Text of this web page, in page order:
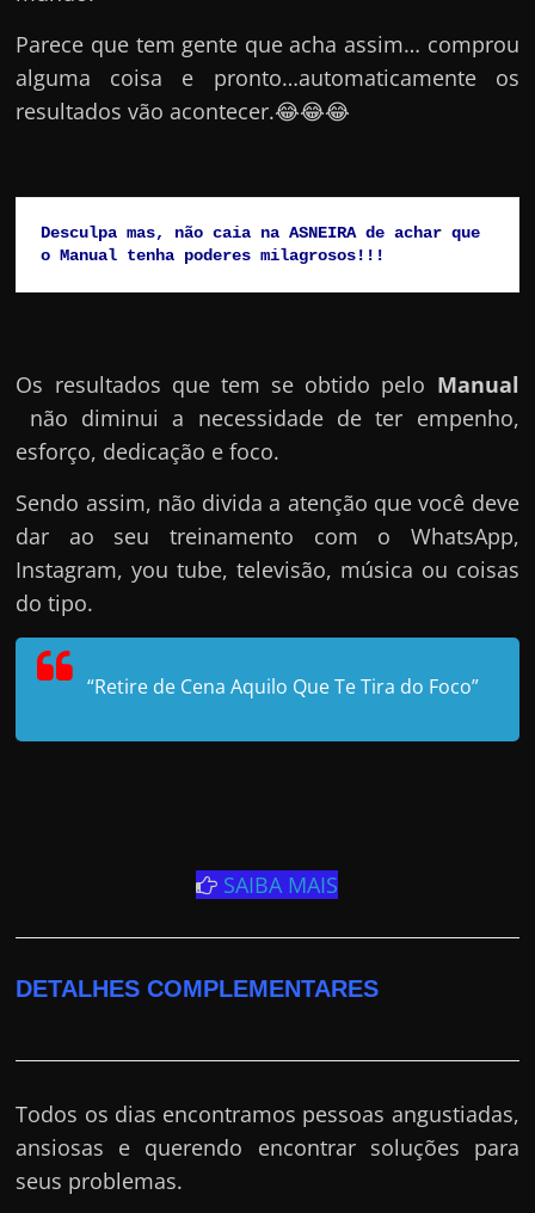
Parece que tem gente que acha assim… comprou
alguma coisa e pronto…automaticamente os
resultados vão acontecer.😂😂😂
Desculpa mas, não caia na ASNEIRA de achar que
o Manual tenha poderes milagrosos!!!
Os resultados que tem se obtido pelo Manual
não diminui a necessidade de ter empenho,
esforço, dedicação e foco.
Sendo assim, não divida a atenção que você deve
dar ao seu treinamento com o WhatsApp,
Instagram, you tube, televisão, música ou coisas
do tipo.
“Retire de Cena Aquilo Que Te Tira do Foco”
SAIBA MAIS
DETALHES COMPLEMENTARES
Todos os dias encontramos pessoas angustiadas,
ansiosas e querendo encontrar soluções para
seus problemas.